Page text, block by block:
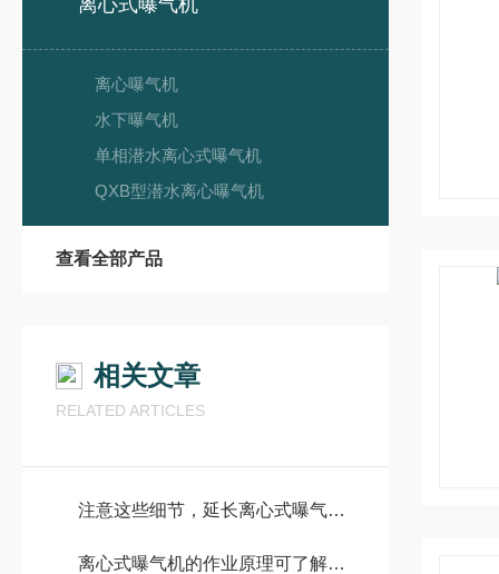
离心式曝气机
离心曝气机
水下曝气机
单相潜水离心式曝气机
QXB型潜水离心曝气机
查看全部产品
相关文章
RELATED ARTICLES
注意这些细节，延长离心式曝气机使用寿命
离心式曝气机的作业原理可了解一下